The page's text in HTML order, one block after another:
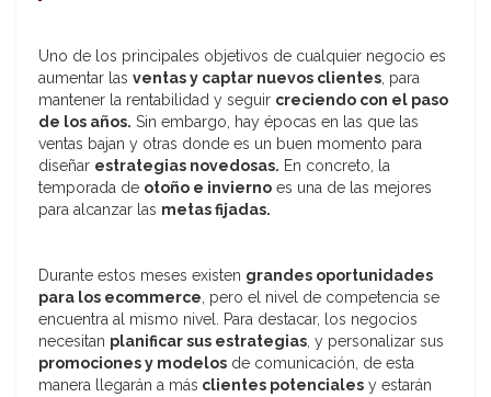
Uno de los principales objetivos de cualquier negocio es
aumentar las ventas y captar nuevos clientes, para
mantener la rentabilidad y seguir creciendo con el paso
de los años. Sin embargo, hay épocas en las que las
ventas bajan y otras donde es un buen momento para
diseñar estrategias novedosas. En concreto, la
temporada de otoño e invierno es una de las mejores
para alcanzar las metas fijadas.
Durante estos meses existen grandes oportunidades
para los ecommerce, pero el nivel de competencia se
encuentra al mismo nivel. Para destacar, los negocios
necesitan planificar sus estrategias, y personalizar sus
promociones y modelos de comunicación, de esta
manera llegarán a más clientes potenciales y estarán